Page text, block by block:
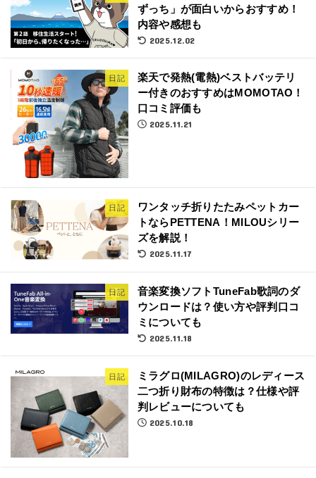
ずっち」が面白いからおすすめ！
内容や感想も
2025.12.02
日記
楽天で発熱(電熱)ベストバッテリ
ー付きのおすすめはMOMOTAO！
口コミ評価も
2025.11.21
日記
ワンタッチ折りたたみペットカー
トならPETTENA！MILOUシリー
ズを解説！
2025.11.17
日記
音楽変換ソフトTuneFab歌詞のダ
ウンロードは？使い方や評判口コ
ミについても
2025.11.18
日記
ミラグロ(MILAGRO)のレディース
二つ折り財布の特徴は？仕様や評
判レビューについても
2025.10.18